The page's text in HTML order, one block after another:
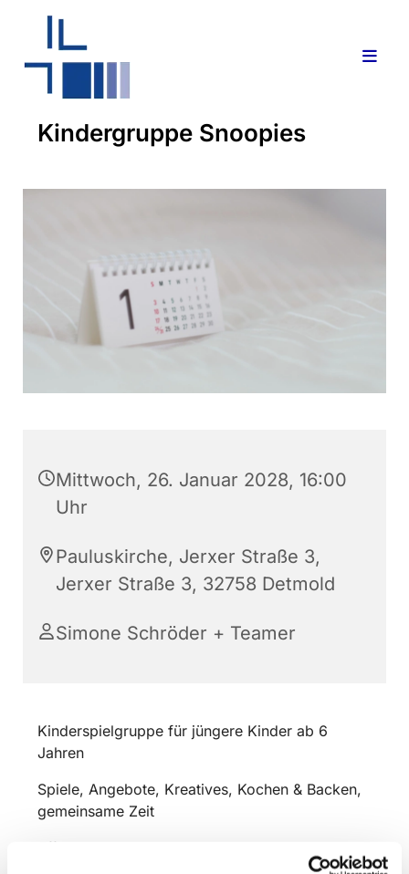
Kindergruppe Snoopies
Mittwoch, 26. Januar 2028, 16:00
Uhr
Pauluskirche, Jerxer Straße 3,
Jerxer Straße 3, 32758 Detmold
Simone Schröder + Teamer
Kinderspielgruppe für jüngere Kinder ab 6
Jahren
Spiele, Angebote, Kreatives, Kochen & Backen,
gemeinsame Zeit
offenes Angebot